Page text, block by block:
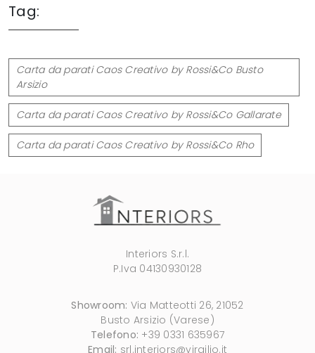
Tag:
Carta da parati Caos Creativo by Rossi&Co Busto
Arsizio
Carta da parati Caos Creativo by Rossi&Co Gallarate
Carta da parati Caos Creativo by Rossi&Co Rho
Interiors S.r.l.
P.Iva 04130930128
Showroom: Via Matteotti 26, 21052
Busto Arsizio (Varese)
Telefono: +39 0331 635967
Email: srl.interiors@virgilio.it